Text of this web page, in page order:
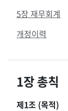
5장 재무회계
개정이력
1장 총칙
제1조 (목적)